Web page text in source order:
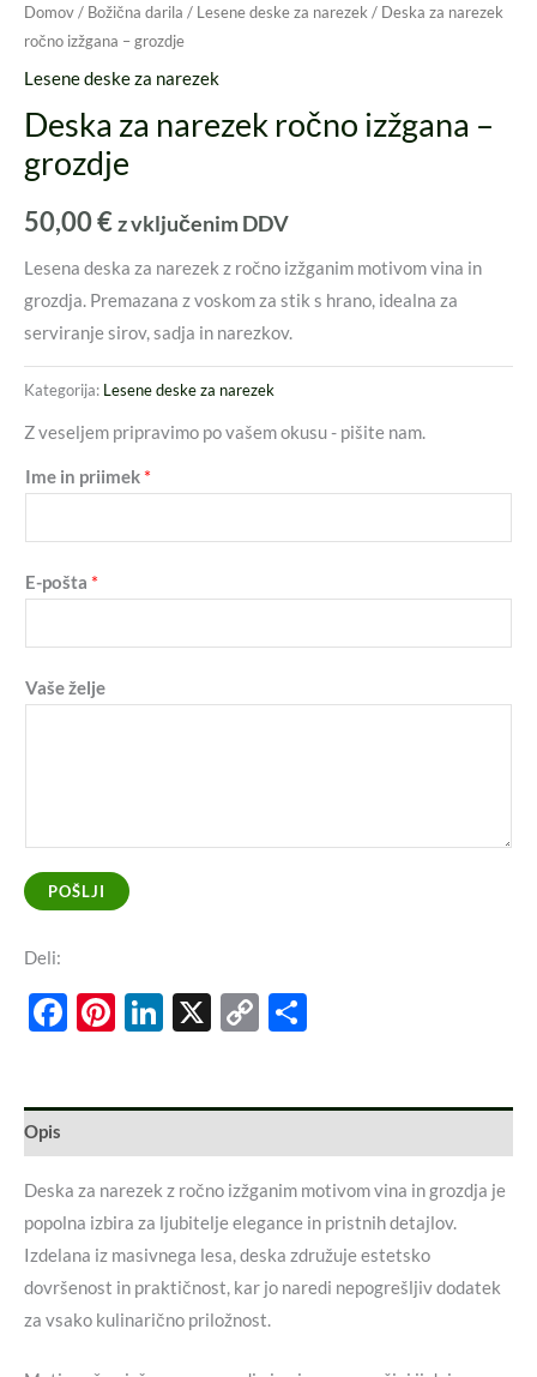
Domov/ Božična darila / Lesene deske za narezek / Deska za narezek
ročno izžgana – grozdje
Lesene deske za narezek
Deska za narezek ročno izžgana –
grozdje
50,00€z vključenim DDV
Lesena deska za narezek z ročno izžganim motivom vina in
grozdja. Premazana z voskom za stik s hrano, idealna za
serviranje sirov, sadja in narezkov.
Kategorija: Lesene deske za narezek
Z veseljem pripravimo po vašem okusu - pišite nam.
Ime in priimek *
E-pošta *
Vaše želje
POŠLJI
Deli:
Facebook
Pinterest
LinkedIn
X
Copy
Opis
Deska za narezek z ročno izžganim motivom vina in grozdja je
popolna izbira za ljubitelje elegance in pristnih detajlov.
Izdelana iz masivnega lesa, deska združuje estetsko
dovršenost in praktičnost, kar jo naredi nepogrešljiv dodatek
za vsako kulinarično priložnost.